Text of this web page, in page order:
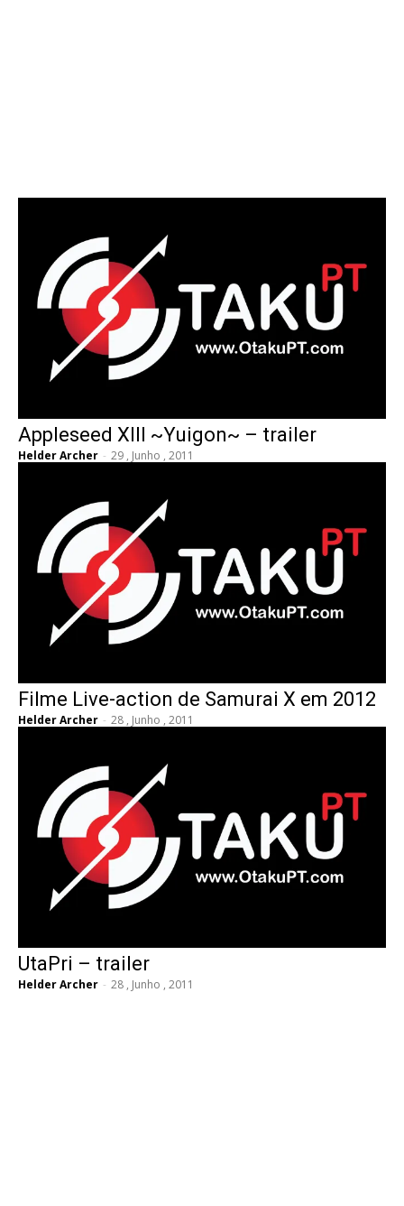
Appleseed XIII ~Yuigon~ – trailer
Helder Archer - 29 , Junho , 2011
Filme Live-action de Samurai X em 2012
Helder Archer - 28 , Junho , 2011
UtaPri – trailer
Helder Archer - 28 , Junho , 2011